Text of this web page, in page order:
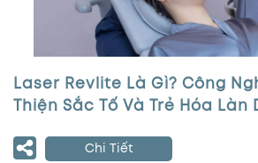
Laser Revlite Là Gì? Công
Thiện Sắc Tố Và Trẻ Hóa Làn
Chi Tiết